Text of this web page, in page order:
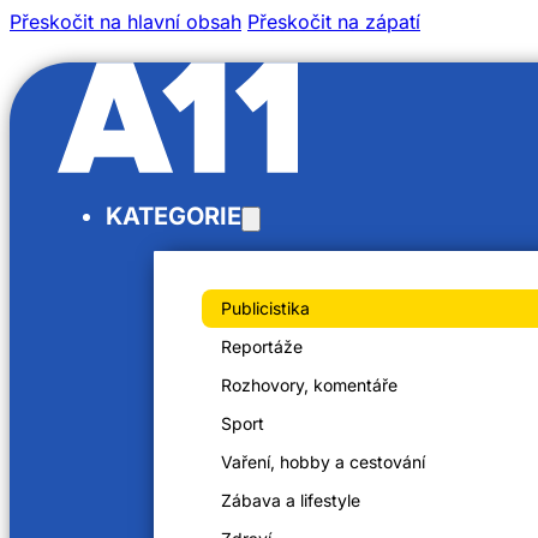
Přeskočit na hlavní obsah Přeskočit na zápatí
KATEGORIE
Publicistika
Reportáže
Rozhovory, komentáře
Sport
Vaření, hobby a cestování
Zábava a lifestyle
Domů Videa/Rozšíření záplavových území se obcím nelíbí
Rozšíření záplavových území se